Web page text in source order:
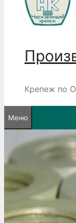
Крепеж по
Меню